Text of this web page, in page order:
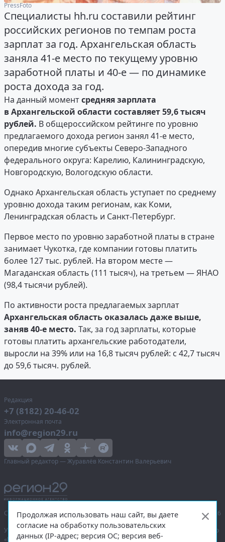
PressFoto
Специалисты hh.ru составили рейтинг
российских регионов по темпам роста
зарплат за год. Архангельская область
заняла 41-е место по текущему уровню
заработной платы и 40-е — по динамике
роста дохода за год.
На данный моментсредняя зарплата
в Архангельской области составляет 59,6 тысяч
рублей. В общероссийском рейтинге по уровню
предлагаемого дохода регион занял 41-е место,
опередив многие субъекты Северо-Западного
федерального округа: Карелию, Калининградскую,
Новгородскую, Вологодскую области.
Однако Архангельская область уступает по среднему
уровню дохода таким регионам, как Коми,
Ленинградская область и Санкт-Петербург.
Первое место по уровню заработной платы в стране
занимает Чукотка, где компании готовы платить
более 127 тыс. рублей. На втором месте —
Магаданская область (111 тысяч), на третьем — ЯНАО
(98,4 тысячи рублей).
По активности роста предлагаемых зарплат
Архангельская область оказалась даже выше,
заняв 40-е место. Так, за год зарплаты, которые
готовы платить архангельские работодатели,
выросли на 39% или на 16,8 тысяч рублей: с 42,7 тысяч
до 59,6 тысяч. рублей.
Редакция
+7 (8182) 20-46-02
Электронная почта
info@region29.ru
Главный редактор — Журавлёв Константин Валерьевич
Сетевое издание «Информационное агентство Регион 29»,
© 2016–2026
Учредитель — общество с ограниченной ответственностью «Агентство
«Правда Севера».
Продолжая использовать наш сайт, вы даете
согласие на обработку пользовательских
данных (IP-адрес; версия ОС; версия веб-